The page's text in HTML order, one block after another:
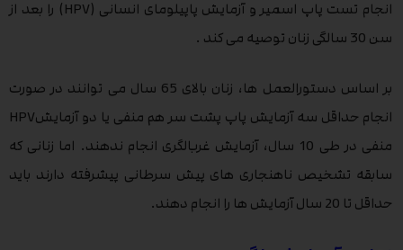
انجام تست پاپ اسمیر و آزمایش پاپیلومای انسانی (HPV) را بعد از
سن 30 سالگی زنان توصیه می کند .
بر اساس دستورالعمل ها، زنان بالای 65 سال می توانند در صورت
انجام حداقل سه آزمایش پاپ پشت سر هم منفی یا دو آزمایشHPV
منفی در طی 10 سال، آزمایش غربالگری انجام ندهند. اما زنانی که
سابقه تشخیص ناهنجاری های پیش سرطانی پیشرفته دارند باید
حداقل تا 20 سال آزمایش ها را انجام دهند.